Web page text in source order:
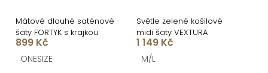
Mátové dlouhé saténové
šaty FORTYK s krajkou
899 Kč
ONESIZE
Světle zelené košilové
midi šaty VEXTURA
1 149 Kč
M/L